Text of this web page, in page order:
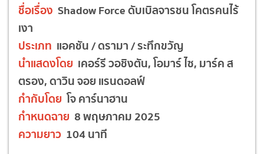
ชื่อเรื่อง Shadow Force ดับเบิลจารชน โคตรคนไร้
เงา
ประเภท แอคชัน / ดรามา / ระทึกขวัญ
นำแสดงโดย เคอร์รี วอชิงตัน, โอมาร์ ไซ, มาร์ค ส
ตรอง, ดาวิน จอย แรนดอลฟ์
กำกับโดย โจ คาร์นาฮาน
กำหนดฉาย 8 พฤษภาคม 2025
ความยาว 104 นาที